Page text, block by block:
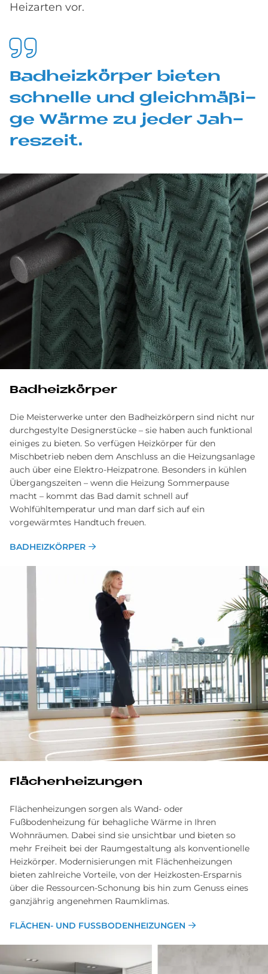
Heizarten vor.
Bad­heiz­kör­per bie­ten
schnel­le und gleich­mä­ßi­
ge Wär­me zu je­der Jah­
res­zeit.
Bad­heiz­kör­per
Die Meisterwerke unter den Badheizkörpern sind nicht nur
durchgestylte Designerstücke – sie haben auch funktional
einiges zu bieten. So verfügen Heizkörper für den
Mischbetrieb neben dem Anschluss an die Heizungsanlage
auch über eine Elektro-Heizpatrone. Besonders in kühlen
Übergangszeiten – wenn die Heizung Sommerpause
macht – kommt das Bad damit schnell auf
Wohlfühltemperatur und man darf sich auf ein
vorgewärmtes Handtuch freuen.
BADHEIZKÖRPER
Flä­chenhei­zun­gen
Flächenheizungen sorgen als Wand- oder
Fußbodenheizung für behagliche Wärme in Ihren
Wohnräumen. Dabei sind sie unsichtbar und bieten so
mehr Freiheit bei der Raumgestaltung als konventionelle
Heizkörper. Modernisierungen mit Flächenheizungen
bieten zahlreiche Vorteile, von der Heizkosten-Ersparnis
über die Ressourcen-Schonung bis hin zum Genuss eines
ganzjährig angenehmen Raumklimas.
FLÄ­CHEN­- UND FUSSBODENHEI­ZUN­GEN